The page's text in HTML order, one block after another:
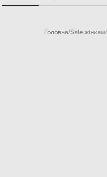
Головна Sale жінкам